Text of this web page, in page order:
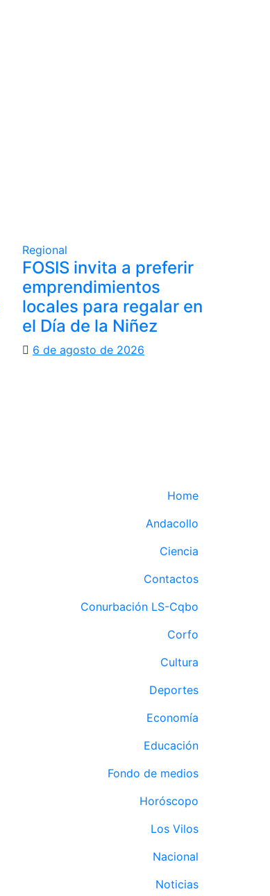
Regional
FOSIS invita a preferir
emprendimientos
locales para regalar en
el Día de la Niñez
6 de agosto de 2026
Home
Andacollo
Ciencia
Contactos
Conurbación LS-Cqbo
Corfo
Cultura
Deportes
Economía
Educación
Fondo de medios
Horóscopo
Los Vilos
Nacional
Noticias